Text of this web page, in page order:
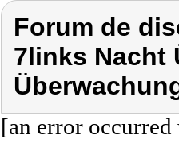
Forum de
7links Nacht
[an error